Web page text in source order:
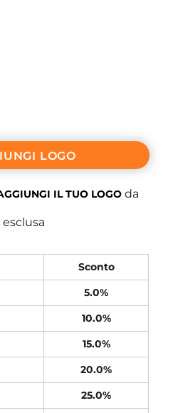
LOGO
IL TUO LOGO da
Sconto
5.0%
10.0%
15.0%
20.0%
25.0%